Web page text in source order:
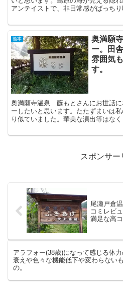
アンテイストで、非日常感がばっちり味わえます
熊本
奥満願
ー。田
雰囲気
す。
奥満願寺温泉 藤もとさんにお世話に
ーしたいと思います。たたずまいは
り似ていました。華美な演出等はな
スポンサー
尾瀬戸倉
コミレビ
満足な高
アラフォー(38歳)になって感じる体
衰えや色々な機能低下や変わらないも
の。